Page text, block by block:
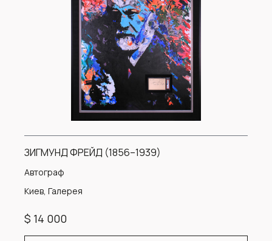
ЗИГМУНД ФРЕЙД (1856–1939)
Автограф
Киев, Галерея
$ 14 000